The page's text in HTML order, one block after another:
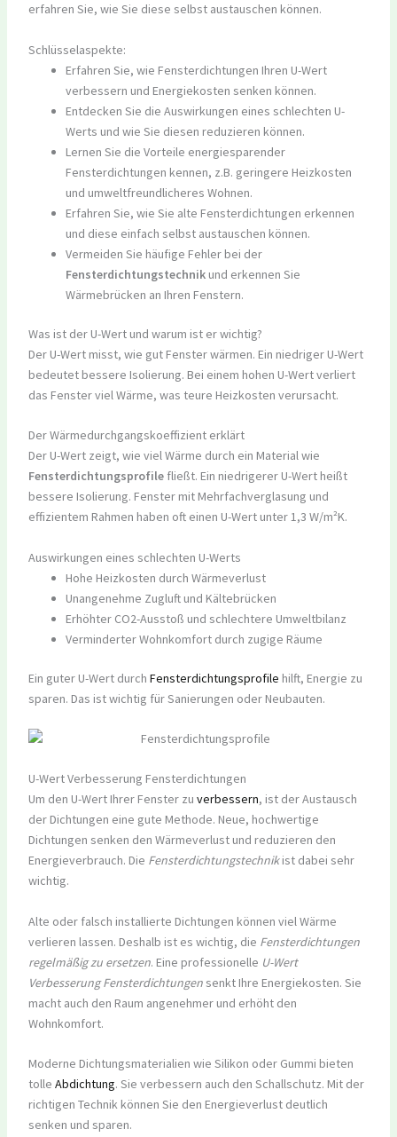
erfahren Sie, wie Sie diese selbst austauschen können.
Schlüsselaspekte:
Erfahren Sie, wie Fensterdichtungen Ihren U-Wert
verbessern und Energiekosten senken können.
Entdecken Sie die Auswirkungen eines schlechten U-
Werts und wie Sie diesen reduzieren können.
Lernen Sie die Vorteile energiesparender
Fensterdichtungen kennen, z.B. geringere Heizkosten
und umweltfreundlicheres Wohnen.
Erfahren Sie, wie Sie alte Fensterdichtungen erkennen
und diese einfach selbst austauschen können.
Vermeiden Sie häufige Fehler bei der
Fensterdichtungstechnikund erkennen Sie
Wärmebrücken an Ihren Fenstern.
Was ist der U-Wert und warum ist er wichtig?
Der U-Wert misst, wie gut Fenster wärmen. Ein niedriger U-Wert
bedeutet bessere Isolierung. Bei einem hohen U-Wert verliert
das Fenster viel Wärme, was teure Heizkosten verursacht.
Der Wärmedurchgangskoeffizient erklärt
Der U-Wert zeigt, wie viel Wärme durch ein Material wie
Fensterdichtungsprofilefließt. Ein niedrigerer U-Wert heißt
bessere Isolierung. Fenster mit Mehrfachverglasung und
effizientem Rahmen haben oft einen U-Wert unter 1,3 W/m²K.
Auswirkungen eines schlechten U-Werts
Hohe Heizkosten durch Wärmeverlust
Unangenehme Zugluft und Kältebrücken
Erhöhter CO2-Ausstoß und schlechtere Umweltbilanz
Verminderter Wohnkomfort durch zugige Räume
Ein guter U-Wert durch Fensterdichtungsprofile hilft, Energie zu
sparen. Das ist wichtig für Sanierungen oder Neubauten.
U-Wert Verbesserung Fensterdichtungen
Um den U-Wert Ihrer Fenster zu verbessern, ist der Austausch
der Dichtungen eine gute Methode. Neue, hochwertige
Dichtungen senken den Wärmeverlust und reduzieren den
Energieverbrauch. Die Fensterdichtungstechnikist dabei sehr
wichtig.
Alte oder falsch installierte Dichtungen können viel Wärme
verlieren lassen. Deshalb ist es wichtig, die Fensterdichtungen
regelmäßig zu ersetzen. Eine professionelle U-Wert
Verbesserung Fensterdichtungensenkt Ihre Energiekosten. Sie
macht auch den Raum angenehmer und erhöht den
Wohnkomfort.
Moderne Dichtungsmaterialien wie Silikon oder Gummi bieten
tolle Abdichtung. Sie verbessern auch den Schallschutz. Mit der
richtigen Technik können Sie den Energieverlust deutlich
senken und sparen.